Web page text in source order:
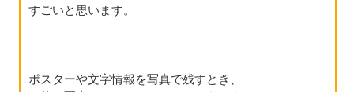
すごいと思います。
ポスターや文字情報を写真で残すとき、